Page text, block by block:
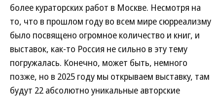
более кураторских работ в Москве. Несмотря на
то, что в прошлом году во всем мире сюрреализму
было посвящено огромное количество и книг, и
выставок, как-то Россия не сильно в эту тему
погружалась. Конечно, может быть, немного
позже, но в 2025 году мы открываем выставку, там
будут 22 абсолютно уникальные авторские